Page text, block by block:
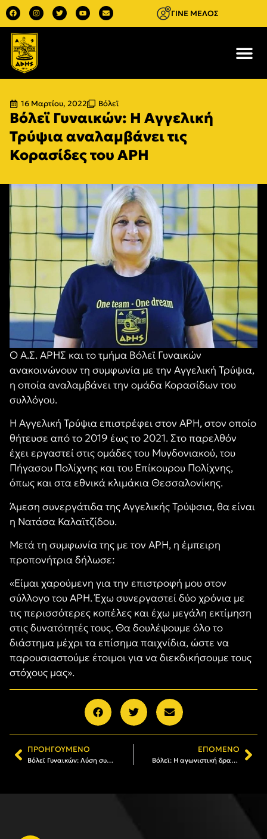
ΓΙΝΕ ΜΕΛΟΣ
16 Μαρτίου, 2022 Βόλεϊ
Βόλεϊ Γυναικών: Η Αγγελική
Τρύψια αναλαμβάνει τις
Κορασίδες του ΑΡΗ
Ο Α.Σ. ΑΡΗΣ και το τμήμα Βόλεϊ Γυναικών
ανακοινώνουν τη συμφωνία με την Αγγελική Τρύψια,
η οποία αναλαμβάνει την ομάδα Κορασίδων του
συλλόγου.
Η Αγγελική Τρύψια επιστρέφει στον ΑΡΗ, στον οποίο
θήτευσε από το 2019 έως το 2021. Στο παρελθόν
έχει εργαστεί στις ομάδες του Μυγδονιακού, του
Πήγασου Πολίχνης και του Επίκουρου Πολίχνης,
όπως και στα εθνικά κλιμάκια Θεσσαλονίκης.
Άμεση συνεργάτιδα της Αγγελικής Τρύψσια, θα είναι
η Νατάσα Καλαϊτζίδου.
Μετά τη συμφωνία της με τον ΑΡΗ, η έμπειρη
προπονήτρια δήλωσε:
«Είμαι χαρούμενη για την επιστροφή μου στον
σύλλογο του ΑΡΗ. Έχω συνεργαστεί δύο χρόνια με
τις περισσότερες κοπέλες και έχω μεγάλη εκτίμηση
στις δυνατότητές τους. Θα δουλέψουμε όλο το
διάστημα μέχρι τα επίσημα παιχνίδια, ώστε να
παρουσιαστούμε έτοιμοι για να διεκδικήσουμε τους
στόχους μας».
ΠΡΟΗΓΟΎΜΕΝΟ
Βόλεϊ Γυναικών: Λύση συνεργασίας με τον Θανάση Δράμπα
ΕΠΌΜΕΝΟ
Βόλεϊ: Η αγωνιστική δραστηριότητα του Α.Σ. ΑΡΗΣ